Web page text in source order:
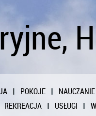
POKOJE NAUCZANIE
REKREACJA
USŁUGI